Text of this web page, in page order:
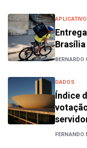
BERNARDO
DADOS
Índice
FERNANDO